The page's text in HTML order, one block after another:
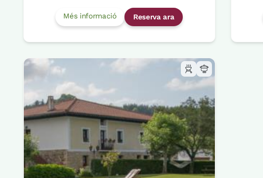
Més informació Reserva ara